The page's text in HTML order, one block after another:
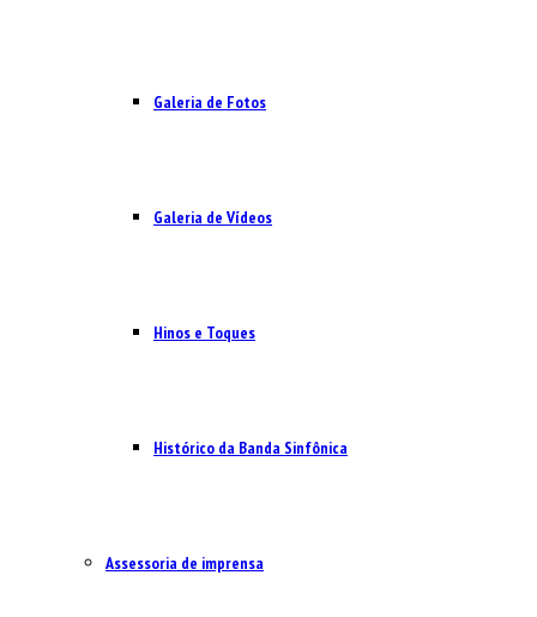
Galeria de Fotos
Galeria de Vídeos
Hinos e Toques
Histórico da Banda Sinfônica
Assessoria de imprensa